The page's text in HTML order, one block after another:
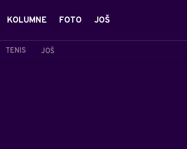
TENIS JOŠ
KOLUMNE FOTO JOŠ